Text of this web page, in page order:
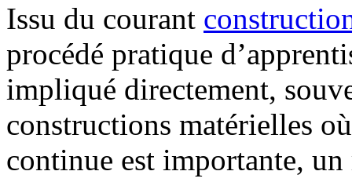
Issu du courant
procédé pratique
impliqué directement,
constructions matérielles
continue est importante,